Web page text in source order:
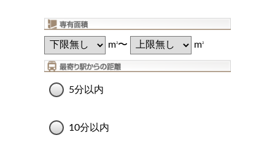
m2〜 m2
5分以内
10分以内